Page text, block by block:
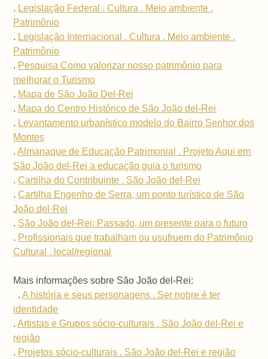
. Legislação Federal . Cultura . Meio ambiente .
Patrimônio
. Legislação Internacional . Cultura . Meio ambiente .
Patrimônio
. Pesquisa Como valorizar nosso patrimônio para
melhorar o Turismo
. Mapa de São João Del-Rei
. Mapa do Centro Histórico de São João del-Rei
. Levantamento urbanístico modelo do Bairro Senhor dos
Montes
.Almanaque de Educação Patrimonial . Projeto Aqui em
São João del-Rei a educação guia o turismo
.Cartilha do Contribuinte . São João del-Rei
.Cartilha Engenho de Serra, um ponto turístico de São
João del-Rei
. São João del-Rei: Passado, um presente para o futuro
. Profissionais que trabalham ou usufruem do Patrimônio
Cultural . local/regional
Mais informações sobre São João del-Rei:
.A história e seus personagens . Ser nobre é ter
identidade
.Artistas e Grupos sócio-culturais . São João del-Rei e
região
. Projetos sócio-culturais . São João del-Rei e região